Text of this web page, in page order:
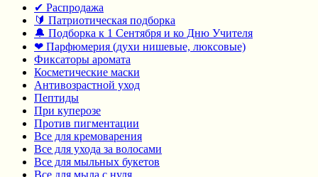
✔ Распродажа
🔰 Патриотическая подборка
🔔 Подборка к 1 Сентября и ко Дню Учителя
❤ Парфюмерия (духи нишевые, люксовые)
Фиксаторы аромата
Косметические маски
Антивозрастной уход
Пептиды
При куперозе
Против пигментации
Все для кремоварения
Все для ухода за волосами
Все для мыльных букетов
Все для мыла с нуля